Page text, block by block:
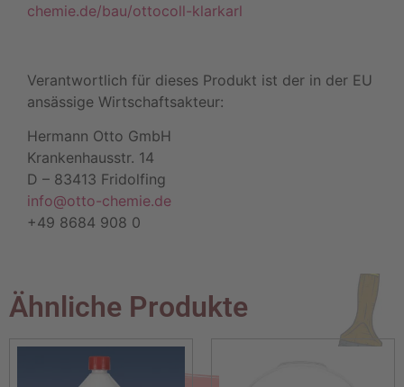
chemie.de/bau/ottocoll-klarkarl
Verantwortlich für dieses Produkt ist der in der EU
ansässige Wirtschaftsakteur:
Hermann Otto GmbH
Krankenhausstr. 14
D – 83413 Fridolfing
info@otto-chemie.de
+49 8684 908 0
Ähnliche Produkte